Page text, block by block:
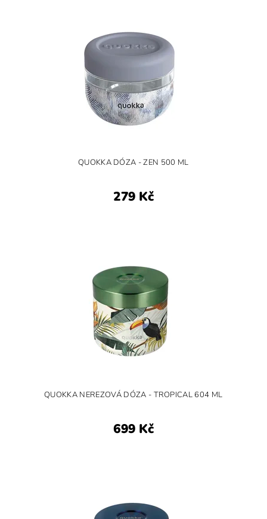
QUOKKA DÓZA - ZEN 500 ML
279 Kč
QUOKKA NEREZOVÁ DÓZA - TROPICAL 604 ML
699 Kč